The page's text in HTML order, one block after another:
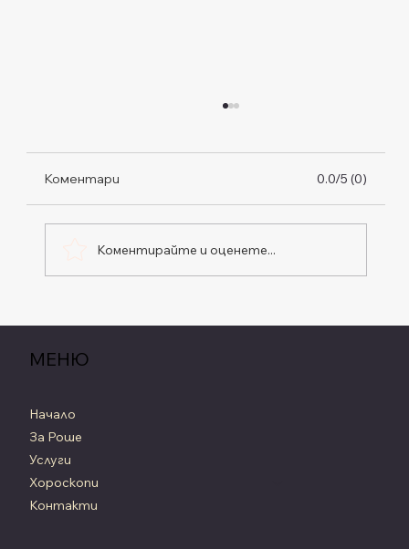
Коментари 0.0/5 (0)
Коментирайте и оценете...
МЕНЮ
Начало
За Роше
Услуги
Хороскопи
Контакти